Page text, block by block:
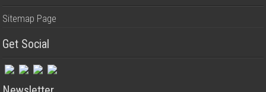
Sitemap Page
Get Social